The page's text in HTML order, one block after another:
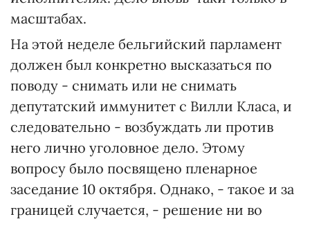
масштабах.
На этой неделе бельгийский парламент
должен был конкретно высказаться по
поводу - снимать или не снимать
депутатский иммунитет с Вилли Класа, и
следовательно - возбуждать ли против
него лично уголовное дело. Этому
вопросу было посвящено пленарное
заседание 10 октября. Однако, - такое и за
границей случается, - решение ни во